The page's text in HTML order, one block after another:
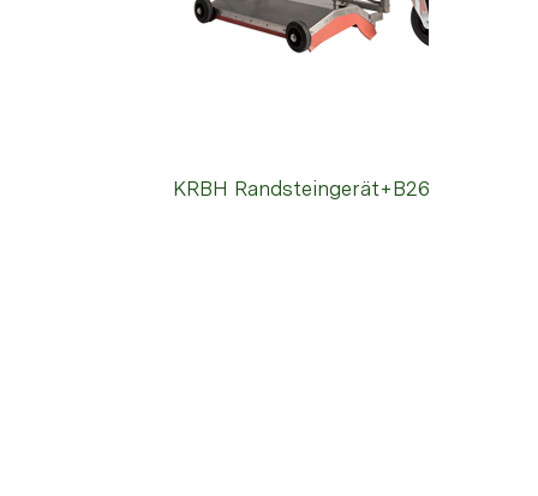
KRBH Randsteingerät+B26